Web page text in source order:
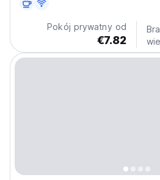
doświadczonych podróżników.
Pokój prywatny od
€7.82